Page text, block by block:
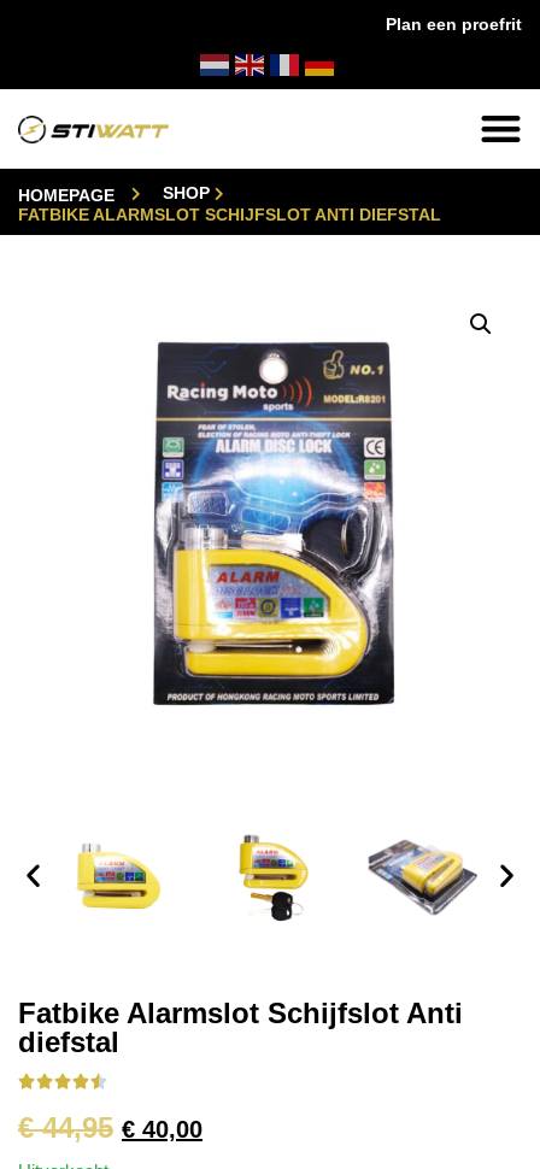
Plan een proefrit
HOMEPAGE
SHOP
FATBIKE ALARMSLOT SCHIJFSLOT ANTI DIEFSTAL
Fatbike Alarmslot Schijfslot Anti
diefstal

€44,95 € 40,00